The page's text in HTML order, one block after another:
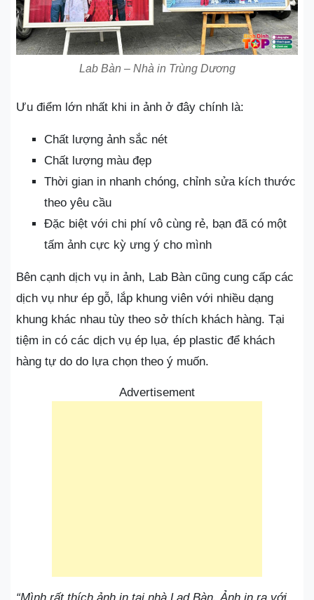
Lab Bàn – Nhà in Trùng Dương
Ưu điểm lớn nhất khi in ảnh ở đây chính là:
Chất lượng ảnh sắc nét
Chất lượng màu đẹp
Thời gian in nhanh chóng, chỉnh sửa kích thước
theo yêu cầu
Đặc biệt với chi phí vô cùng rẻ, bạn đã có một
tấm ảnh cực kỳ ưng ý cho mình
Bên cạnh dịch vụ in ảnh, Lab Bàn cũng cung cấp các
dịch vụ như ép gỗ, lắp khung viên với nhiều dạng
khung khác nhau tùy theo sở thích khách hàng. Tại
tiệm in có các dịch vụ ép lụa, ép plastic để khách
hàng tự do do lựa chọn theo ý muốn.
Advertisement